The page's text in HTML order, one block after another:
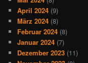
April 2024 (9)
März 2024 (8)
Februar 2024 (8)
Januar 2024 (7)
Dezember 2023 (11)